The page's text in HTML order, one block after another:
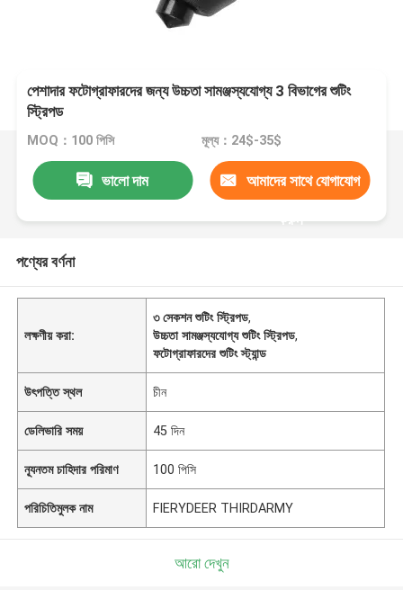
পেশাদার ফটোগ্রাফারদের জন্য উচ্চতা সামঞ্জস্যযোগ্য 3 বিভাগের শুটিং
স্ট্রিপড
MOQ：100 পিসি মূল্য：24$-35$
ভালো দাম আমাদের সাথে যোগাযোগ
করুন
পণ্যের বর্ণনা
লক্ষণীয় করা:
৩ সেকশন শুটিং স্ট্রিপড,
উচ্চতা সামঞ্জস্যযোগ্য শুটিং স্ট্রিপড,
ফটোগ্রাফারদের শুটিং স্ট্যান্ড
উৎপত্তি স্থল চীন
ডেলিভারি সময় 45 দিন
ন্যূনতম চাহিদার পরিমাণ 100 পিসি
পরিচিতিমুলক নাম FIERYDEER THIRDARMY
আরো দেখুন